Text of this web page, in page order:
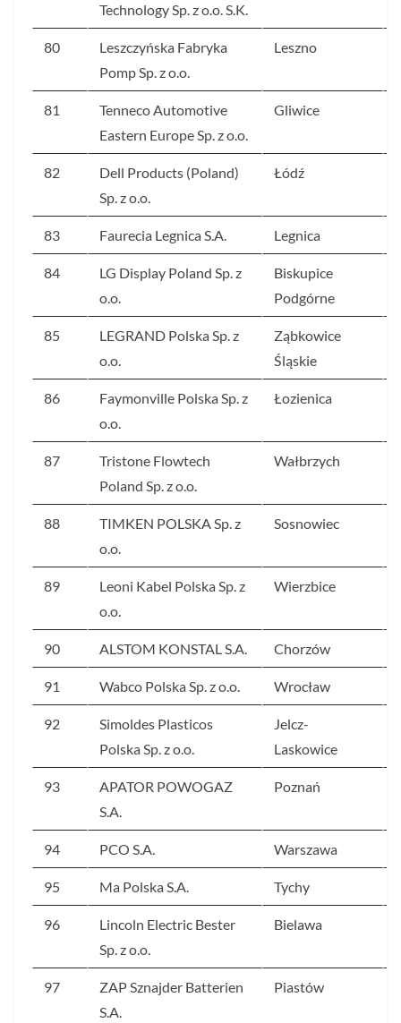
Technology Sp. z o.o. S.K.
80
Leszczyńska Fabryka
Pomp Sp. z o.o.
Leszno
81
Tenneco Automotive
Eastern Europe Sp. z o.o.
Gliwice
82
Dell Products (Poland)
Sp. z o.o.
Łódź
83 Faurecia Legnica S.A. Legnica
84
LG Display Poland Sp. z
o.o.
Biskupice
Podgórne
85
LEGRAND Polska Sp. z
o.o.
Ząbkowice
Śląskie
86
Faymonville Polska Sp. z
o.o.
Łozienica
87
Tristone Flowtech
Poland Sp. z o.o.
Wałbrzych
88
TIMKEN POLSKA Sp. z
o.o.
Sosnowiec
89
Leoni Kabel Polska Sp. z
o.o.
Wierzbice
90 ALSTOM KONSTAL S.A. Chorzów
91 Wabco Polska Sp. z o.o. Wrocław
92
Simoldes Plasticos
Polska Sp. z o.o.
Jelcz-
Laskowice
93
APATOR POWOGAZ
S.A.
Poznań
94 PCO S.A. Warszawa
95 Ma Polska S.A. Tychy
96
Lincoln Electric Bester
Sp. z o.o.
Bielawa
97
ZAP Sznajder Batterien
S.A.
Piastów